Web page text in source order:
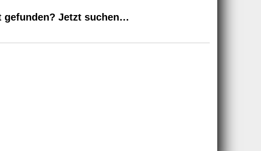
gefunden? Jetzt suchen…